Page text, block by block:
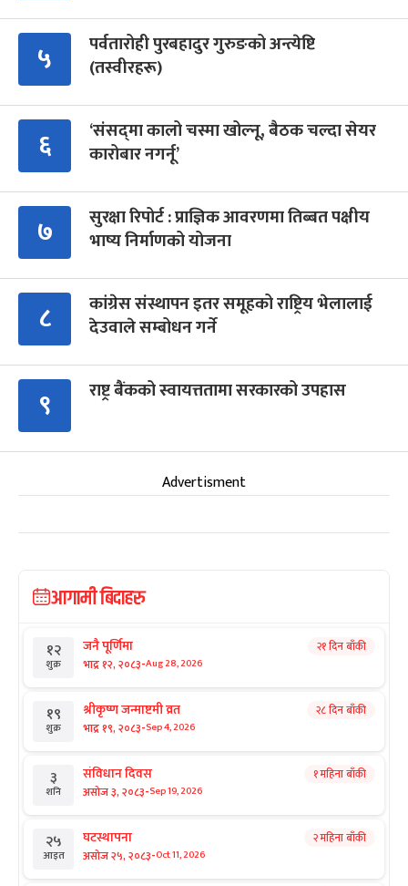
५
पर्वतारोही पुरबहादुर गुरुङको अन्त्येष्टि
(तस्वीरहरू)
६
‘संसद्‍मा कालो चस्मा खोल्नू, बैठक चल्दा सेयर
कारोबार नगर्नू’
७
सुरक्षा रिपोर्ट : प्राज्ञिक आवरणमा तिब्बत पक्षीय
भाष्य निर्माणको योजना
८
कांग्रेस संस्थापन इतर समूहको राष्ट्रिय भेलालाई
देउवाले सम्बोधन गर्ने
९ राष्ट्र बैंकको स्वायत्ततामा सरकारको उपहास
Advertisment
आगामी बिदाहरु
१२
शुक्र
जनै पूर्णिमा
भाद्र १२, २०८३-Aug 28, 2026
२१ दिन बाँकी
१९
शुक्र
श्रीकृष्ण जन्माष्टमी व्रत
भाद्र १९, २०८३-Sep 4, 2026
२८ दिन बाँकी
३
शनि
संविधान दिवस
असोज ३, २०८३-Sep 19, 2026
१ महिना बाँकी
२५
आइत
घटस्थापना
असोज २५, २०८३-Oct 11, 2026
२ महिना बाँकी